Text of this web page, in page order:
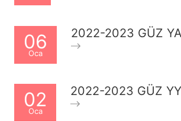
06
Oca
2022-2023 GÜZ
02
Oca
2022-2023 GÜZ